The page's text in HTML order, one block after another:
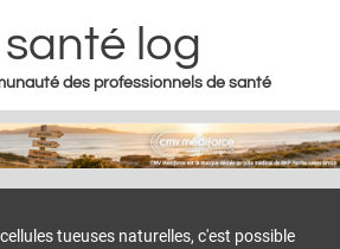
to navigation
santé log
des professionnels de santé
À DOMICILE
tueuses naturelles, c'est possible